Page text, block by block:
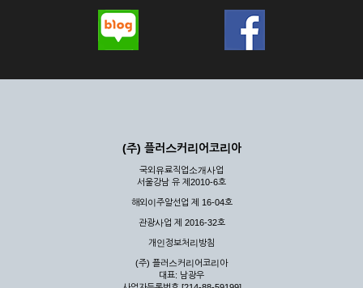
(주) 플러스커리어코리아
국외유료직업소개사업
서울강남 유 제2010-6호
해외이주알선업 제 16-04호
관광사업 제 2016-32호
개인정보처리방침
(주) 플러스커리어코리아
대표: 남광우